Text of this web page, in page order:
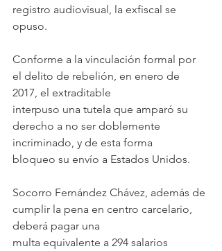
registro audiovisual, la exfiscal se
opuso.
Conforme a la vinculación formal por
el delito de rebelión, en enero de
2017, el extraditable
interpuso una tutela que amparó su
derecho a no ser doblemente
incriminado, y de esta forma
bloqueo su envío a Estados Unidos.
Socorro Fernández Chávez, además de
cumplir la pena en centro carcelario,
deberá pagar una
multa equivalente a 294 salarios